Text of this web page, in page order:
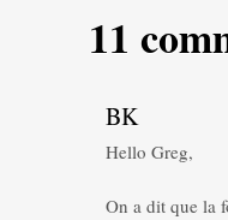
11
BK
Hello Greg,
On a dit que la